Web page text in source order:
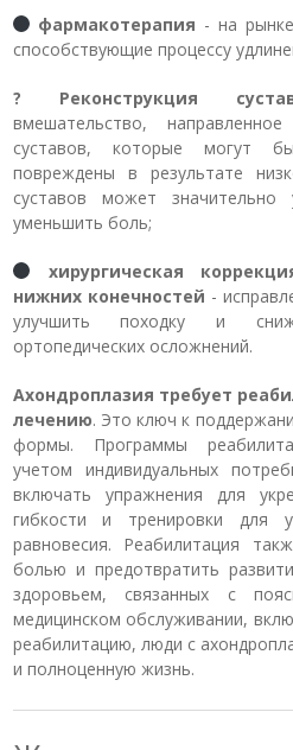
фармакотерапия - на
способствующие процессу
? Реконструкция
вмешательство,
суставов, которые могут
повреждены в результате
суставов может
уменьшить боль;
хирургическая
нижних конечностей -
улучшить походку и
ортопедических осложнений.
Ахондроплазия требует
лечению. Это ключ к
формы. Программы
учетом индивидуальных
включать упражнения для
гибкости и тренировки для
равновесия. Реабилитация
болью и предотвратить
здоровьем, связанных с
медицинском обслуживании,
реабилитацию, люди с
и полноценную жизнь.